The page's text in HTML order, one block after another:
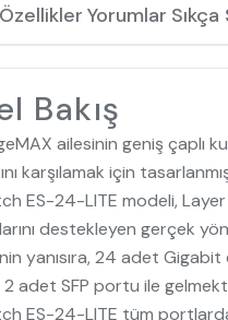
Özellikler Yorumlar
Bakış
ailesinin geniş çaplı
karşılamak için
ES-24-LITE modeli,
destekleyen gerçek
yanısıra, 24 adet
adet SFP portu ile
ES-24-LITE tüm